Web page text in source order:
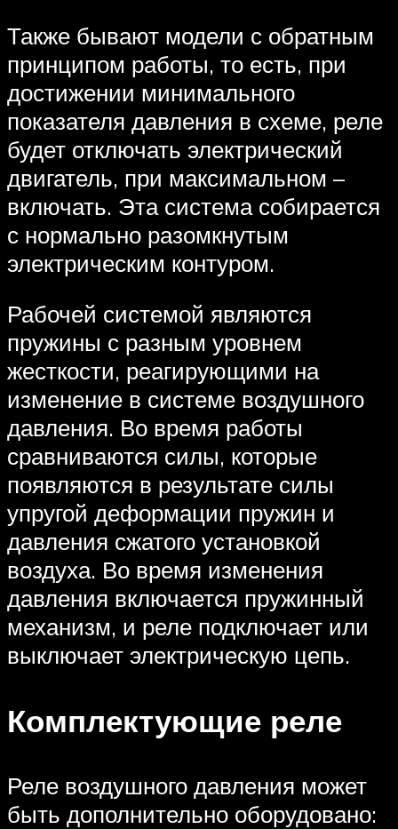
Также бывают модели с обратным
принципом работы, то есть, при
достижении минимального
показателя давления в схеме, реле
будет отключать электрический
двигатель, при максимальном –
включать. Эта система собирается
с нормально разомкнутым
электрическим контуром.
Рабочей системой являются
пружины с разным уровнем
жесткости, реагирующими на
изменение в системе воздушного
давления. Во время работы
сравниваются силы, которые
появляются в результате силы
упругой деформации пружин и
давления сжатого установкой
воздуха. Во время изменения
давления включается пружинный
механизм, и реле подключает или
выключает электрическую цепь.
Комплектующие реле
Реле воздушного давления может
быть дополнительно оборудовано: